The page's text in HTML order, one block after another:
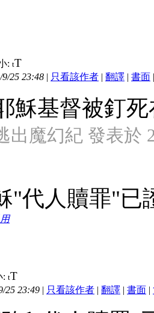
: tT
9/25 23:48 | 只看該作者 | 翻譯 | 書面
穌基督被釘
出魔幻紀 發表於
"代人贖罪"已
: tT
25 23:49 | 只看該作者 | 翻譯 | 書面 |